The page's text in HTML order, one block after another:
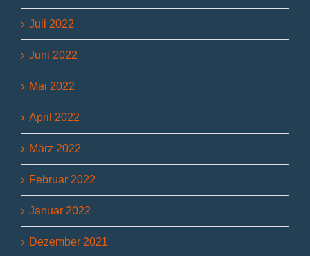
Juli 2022
Juni 2022
Mai 2022
April 2022
März 2022
Februar 2022
Januar 2022
Dezember 2021